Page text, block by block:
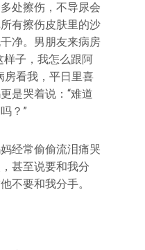
处擦伤，不导尿会
有擦伤皮肤里的沙
净。男朋友来病房
样子，我怎么跟阿
房看我，平日里喜
是哭着说：“难道
？”
经常偷偷流泪痛哭
甚至说要和我分
不要和我分手。